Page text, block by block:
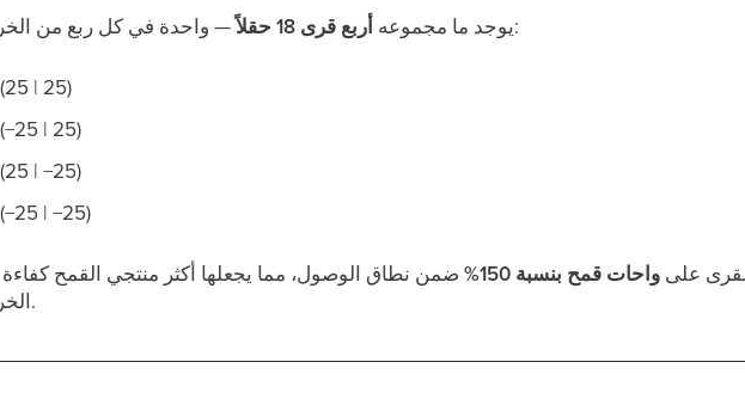
يوجد ما مجموعه أربع قرى 18 حقلاً — واحدة في كل ربع من الخريطة:
(25 | 25)
(−25 | 25)
(25 | −25)
(−25 | −25)
على واحات قمح بنسبة 150%
ضمن نطاق الوصول، مما يجعلها أكثر منتجي القمح
الخريطة.